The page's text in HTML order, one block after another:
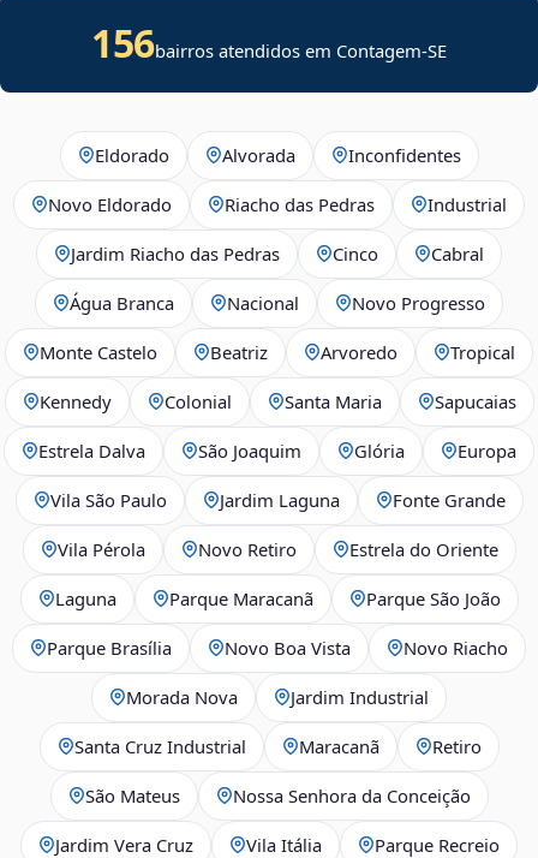
156bairros atendidos em Contagem-SE
Eldorado Alvorada Inconfidentes
Novo Eldorado Riacho das Pedras Industrial
Jardim Riacho das Pedras Cinco Cabral
Água Branca Nacional Novo Progresso
Monte Castelo Beatriz Arvoredo Tropical
Kennedy Colonial Santa Maria Sapucaias
Estrela Dalva São Joaquim Glória Europa
Vila São Paulo Jardim Laguna Fonte Grande
Vila Pérola Novo Retiro Estrela do Oriente
Laguna Parque Maracanã Parque São João
Parque Brasília Novo Boa Vista Novo Riacho
Morada Nova Jardim Industrial
Santa Cruz Industrial Maracanã Retiro
São Mateus Nossa Senhora da Conceição
Jardim Vera Cruz Vila Itália Parque Recreio